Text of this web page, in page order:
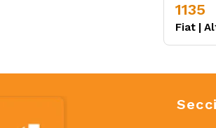
1135
Fiat